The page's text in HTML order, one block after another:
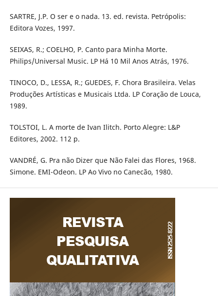
SARTRE, J.P. O ser e o nada. 13. ed. revista. Petrópolis:
Editora Vozes, 1997.
SEIXAS, R.; COELHO, P. Canto para Minha Morte.
Philips/Universal Music. LP Há 10 Mil Anos Atrás, 1976.
TINOCO, D., LESSA, R.; GUEDES, F. Chora Brasileira. Velas
Produções Artísticas e Musicais Ltda. LP Coração de Louca,
1989.
TOLSTOI, L. A morte de Ivan Ilitch. Porto Alegre: L&P
Editores, 2002. 112 p.
VANDRÉ, G. Pra não Dizer que Não Falei das Flores, 1968.
Simone. EMI-Odeon. LP Ao Vivo no Canecão, 1980.